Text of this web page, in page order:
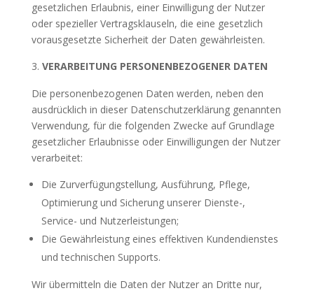
gesetzlichen Erlaubnis, einer Einwilligung der Nutzer
oder spezieller Vertragsklauseln, die eine gesetzlich
vorausgesetzte Sicherheit der Daten gewährleisten.
VERARBEITUNG PERSONENBEZOGENER DATEN
Die personenbezogenen Daten werden, neben den
ausdrücklich in dieser Datenschutzerklärung genannten
Verwendung, für die folgenden Zwecke auf Grundlage
gesetzlicher Erlaubnisse oder Einwilligungen der Nutzer
verarbeitet:
Die Zurverfügungstellung, Ausführung, Pflege,
Optimierung und Sicherung unserer Dienste-,
Service- und Nutzerleistungen;
Die Gewährleistung eines effektiven Kundendienstes
und technischen Supports.
Wir übermitteln die Daten der Nutzer an Dritte nur,